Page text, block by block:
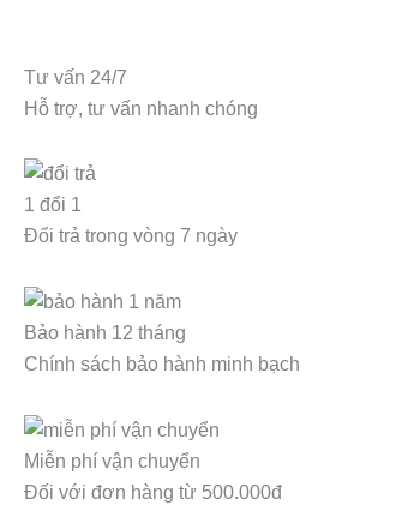
Tư vấn 24/7
Hỗ trợ, tư vấn nhanh chóng
1 đổi 1
Đổi trả trong vòng 7 ngày
Bảo hành 12 tháng
Chính sách bảo hành minh bạch
Miễn phí vận chuyển
Đối với đơn hàng từ 500.000đ